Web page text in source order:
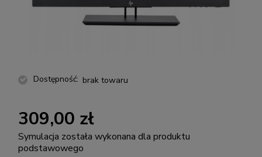
Dostępność: brak towaru
309,00 zł
Symulacja została wykonana dla produktu
podstawowego